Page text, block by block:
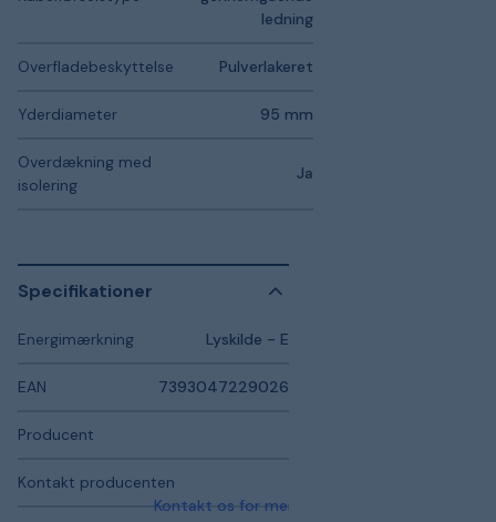
ledning
Overfladebeskyttelse Pulverlakeret
Yderdiameter 95 mm
Overdækning med
isolering
Ja
Specifikationer
Energimærkning Lyskilde - E
EAN 7393047229026
Producent
Kontakt producenten
Kontakt os for mere information